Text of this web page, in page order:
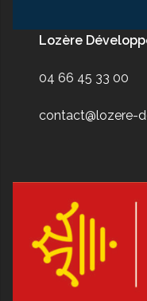
Lozère
04 66 45 33 00
contact@lozere-